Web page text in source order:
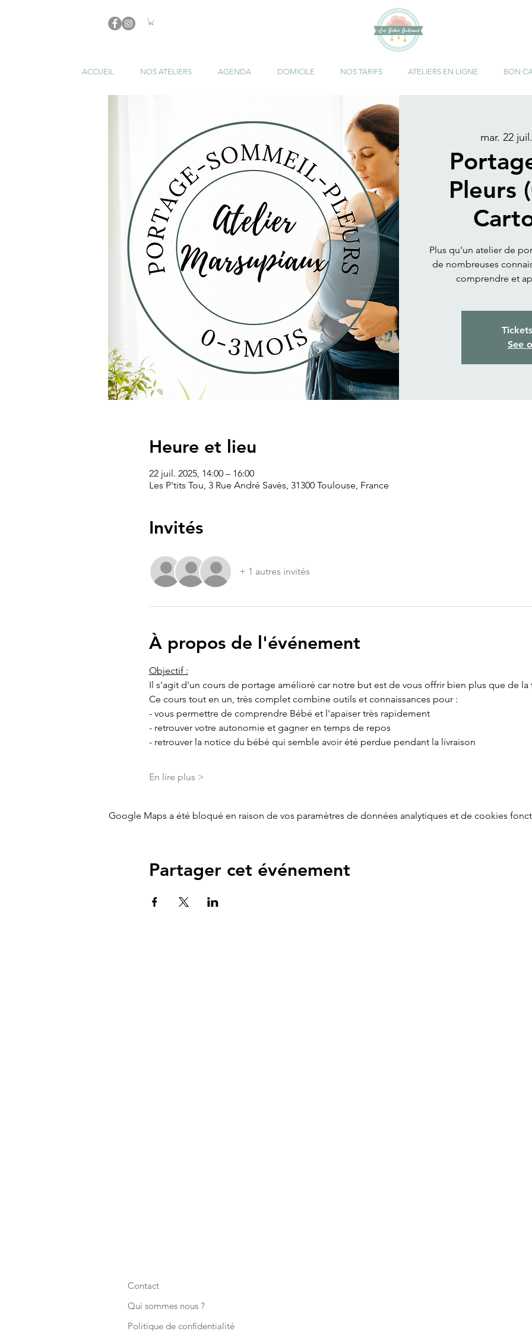
ACCUEIL NOS ATELIERS AGENDA DOMICILE NOS TARIFS ATELIERS EN LIGNE BON
mar. 22 juil.
Pleurs
Plus qu'un atelier de
de nombreuses
comprendre et
See
Heure et lieu
22 juil. 2025, 14:00 – 16:00
Les P'tits Tou, 3 Rue André Savès, 31300 Toulouse, France
Invités
+ 1 autres invités
À propos de l'événement
Objectif :
Il s'agit d'un cours de portage amélioré car notre but est de vous offrir bien plus que de la
Ce cours tout en un, très complet combine outils et connaissances pour :
- vous permettre de comprendre Bébé et l'apaiser très rapidement
- retrouver votre autonomie et gagner en temps de repos
- retrouver la notice du bébé qui semble avoir été perdue pendant la livraison
En lire plus >
Google Maps a été bloqué en raison de vos paramètres de données analytiques et de cookies
Partager cet événement
Contact
Qui sommes nous ?
Politique de confidentialité